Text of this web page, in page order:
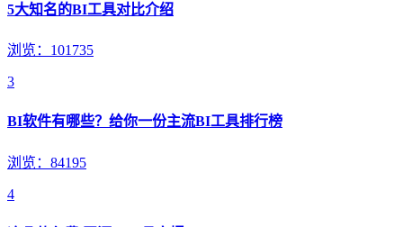
5大知名的BI工具对比介绍
浏览：101735
3
BI软件有哪些？给你一份主流BI工具排行榜
浏览：84195
4